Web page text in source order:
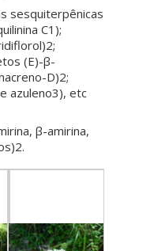
sesquiterpênicas
C1);
(E)-β-
D)2;
azuleno3), etc
β-amirina,